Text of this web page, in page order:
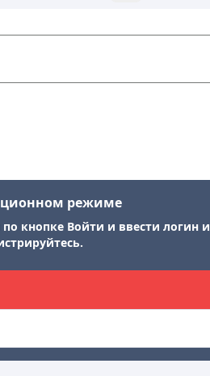
режиме
кнопке Войти и ввести логин и